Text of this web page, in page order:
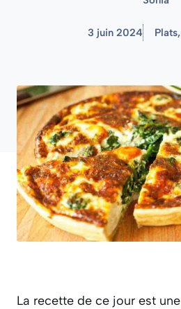
3 juin 2024 Plats,
La recette de ce jour est une